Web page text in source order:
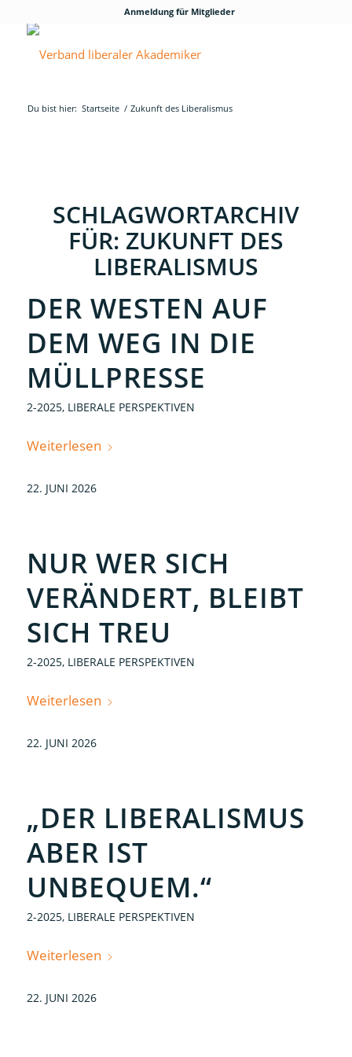
Anmeldung für Mitglieder
Du bist hier: Startseite / Zukunft des Liberalismus
SCHLAGWORTARCHIV
FÜR: ZUKUNFT DES
LIBERALISMUS
DER WESTEN AUF
DEM WEG IN DIE
MÜLLPRESSE
2-2025, LIBERALE PERSPEKTIVEN
Weiterlesen
22. JUNI 2026
NUR WER SICH
VERÄNDERT, BLEIBT
SICH TREU
2-2025, LIBERALE PERSPEKTIVEN
Weiterlesen
22. JUNI 2026
„DER LIBERALISMUS
ABER IST
UNBEQUEM.“
2-2025, LIBERALE PERSPEKTIVEN
Weiterlesen
22. JUNI 2026